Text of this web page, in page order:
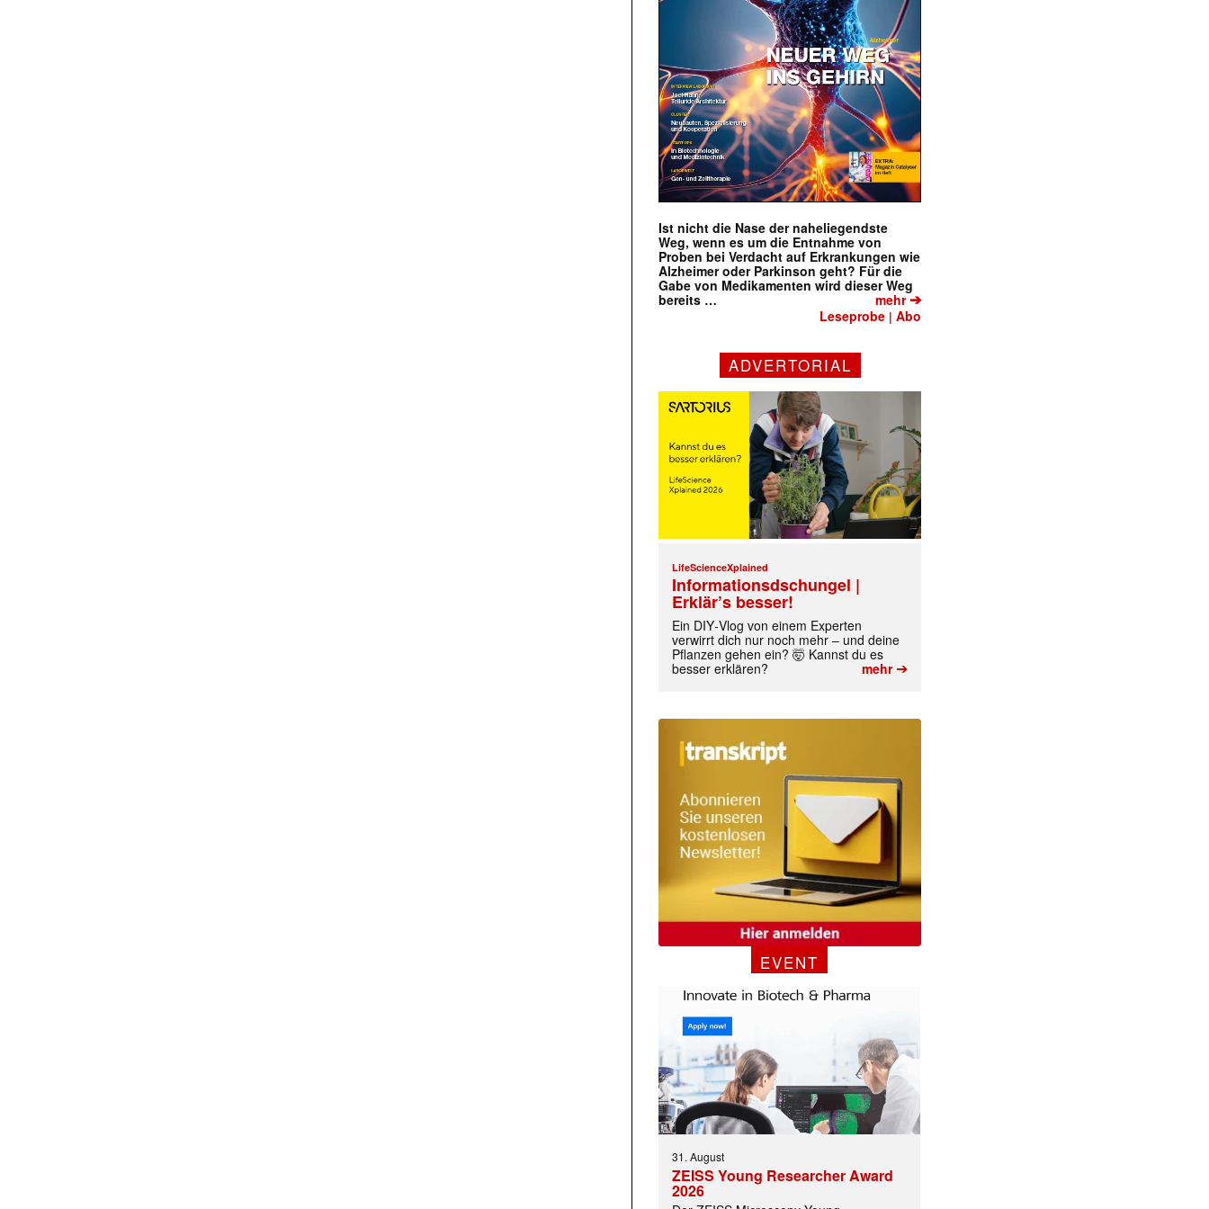
Ist nicht die Nase der naheliegendste
Weg, wenn es um die Entnahme von
Proben bei Verdacht auf Erkrankungen wie
Alzheimer oder Parkinson geht? Für die
Gabe von Medikamenten wird dieser Weg
bereits …
mehr➔
Leseprobe |Abo
ADVERTORIAL
LifeScienceXplained
Informationsdschungel |
Erklär’s besser!
Ein DIY‑Vlog von einem Experten
verwirrt dich nur noch mehr – und deine
Pflanzen gehen ein? 🤯 Kannst du es
besser erklären?
mehr➔
EVENT
31. August
ZEISS Young Researcher Award
2026